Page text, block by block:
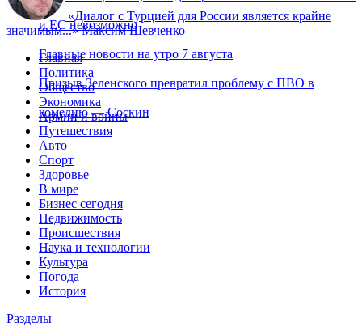
и ЕС невозможно
Главные новости на утро 7 августа
Призыв Зеленского превратил проблему с ПВО в
комедию — Соскин
«Диалог с Турцией для России является крайне
значимым...» Максим Шевченко
Главная
Политика
Общество
Экономика
Армии и войны
Путешествия
Авто
Спорт
Здоровье
В мире
Бизнес сегодня
Недвижимость
Происшествия
Наука и технологии
Культура
Погода
История
Разделы